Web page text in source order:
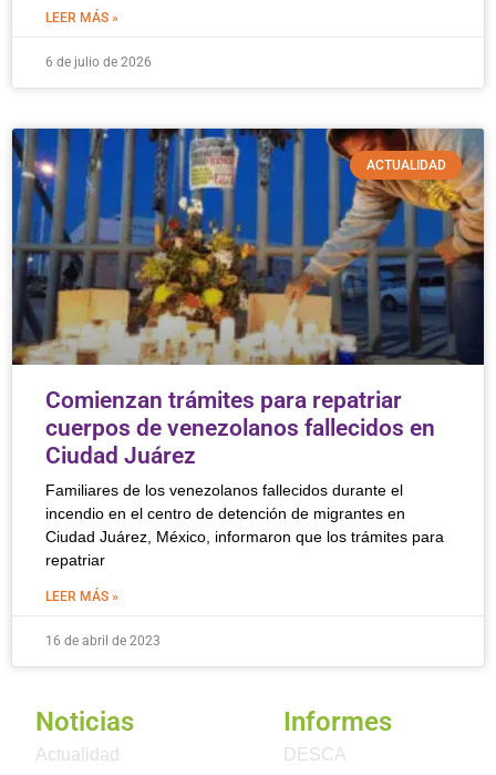
LEER MÁS »
6 de julio de 2026
ACTUALIDAD
Comienzan trámites para repatriar
cuerpos de venezolanos fallecidos en
Ciudad Juárez
Familiares de los venezolanos fallecidos durante el
incendio en el centro de detención de migrantes en
Ciudad Juárez, México, informaron que los trámites para
repatriar
LEER MÁS »
16 de abril de 2023
Noticias
Actualidad
Informes
DESCA